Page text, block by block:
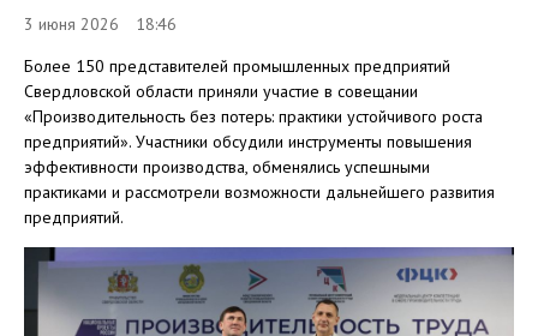
3 июня 2026 18:46
Более 150 представителей промышленных предприятий
Свердловской области приняли участие в совещании
«Производительность без потерь: практики устойчивого роста
предприятий». Участники обсудили инструменты повышения
эффективности производства, обменялись успешными
практиками и рассмотрели возможности дальнейшего развития
предприятий.